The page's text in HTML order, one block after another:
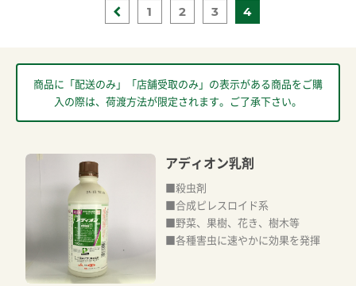
1 2 3 4
商品に「配送のみ」「店舗受取のみ」の表示がある商品をご購
入の際は、荷渡方法が限定されます。ご了承下さい。
アディオン乳剤
■殺虫剤
■合成ピレスロイド系
■野菜、果樹、花き、樹木等
■各種害虫に速やかに効果を発揮